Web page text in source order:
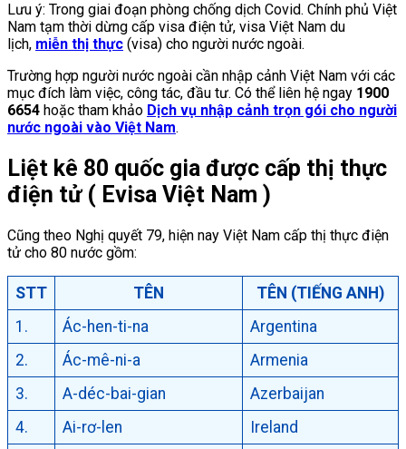
Lưu ý: Trong giai đoạn phòng chống dịch Covid. Chính phủ Việt
Nam tạm thời dừng cấp visa điện tử, visa Việt Nam du
lịch, miễn thị thực (visa) cho người nước ngoài.
Trường hợp người nước ngoài cần nhập cảnh Việt Nam với các
mục đích làm việc, công tác, đầu tư. Có thể liên hệ ngay 1900
6654 hoặc tham khảo Dịch vụ nhập cảnh trọn gói cho người
nước ngoài vào Việt Nam.
Liệt kê 80 quốc gia được cấp thị thực
điện tử ( Evisa Việt Nam )
Cũng theo Nghị quyết 79, hiện nay Việt Nam cấp thị thực điện
tử cho 80 nước gồm:
STT TÊN
TÊN (TIẾNG ANH)
1.
Ác-hen-ti-na
Argentina
2.
Ác-mê-ni-a
Armenia
3.
A-déc-bai-gian
Azerbaijan
4.
Ai-rơ-len
Ireland